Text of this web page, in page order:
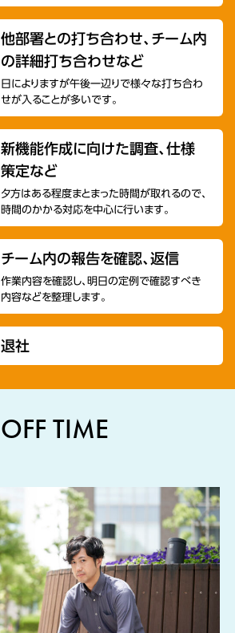
他部署との打ち合わせ、チーム内
の詳細打ち合わせなど
日によりますが午後一辺りで様々な打ち合わ
せが入ることが多いです。
新機能作成に向けた調査、仕様
策定など
夕方はある程度まとまった時間が取れるので、
時間のかかる対応を中心に行います。
チーム内の報告を確認、返信
作業内容を確認し、明日の定例で確認すべき
内容などを整理します。
退社
OFF TIME